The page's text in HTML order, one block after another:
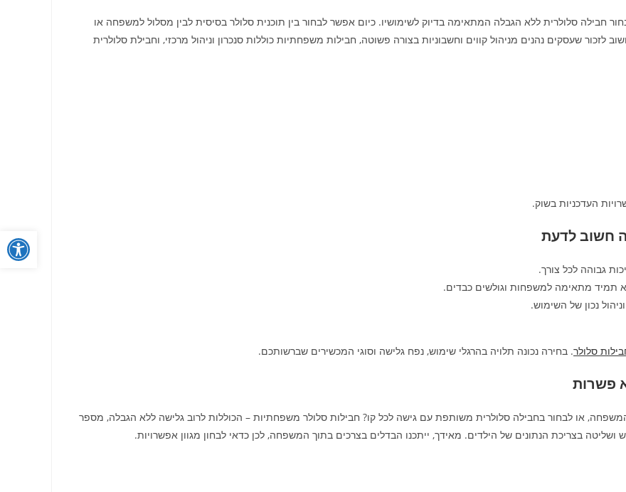
סלולרית ללא הגבלה המתאימה בדיוק לשימושיו. כיום אפשר לבחור בין תוכנית סלולר בסיסית לבין מסלול למשפחה או
לזכור שעסקים נהנים מניהול קווים וחשבוניות בצורה פשוטה, חבילות משפחתיות כוללות סנכרון וניהול מרכזי, וחבילת סלולרית
העדכניות בשוק.
חשוב לדעת
גבוהה לכל צורך.
תמיד מתאימה למשפחות וגולשים כבדים.
נכון של השימוש.
סלולר. בחירה נכונה תלויה בהרגלי שימוש, נפח גלישה וסוגי המכשירים שברשותכם.
פשרות
או לבחור בחבילה סלולרית משותפת עם גישה לכל קו? חבילות סלולר משפחתיות – הכוללות לרוב גלישה ללא הגבלה, מספר
ושליטה בצריכת הנתונים של הילדים. מאידך, ייתכנו הבדלים בצרכים בתוך המשפחה, לכן כדאי לבחון מגוון אפשרויות.